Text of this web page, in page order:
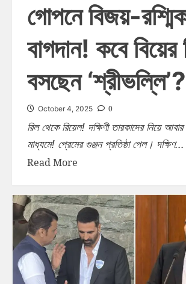
গোপনে বিজয়-
বাগদান! কবে বিয়ের
বসছেন ‘শ্রীভল্লি’?
October 4, 2025 0
রিল থেকে রিয়েল! দক্ষিণী তারকাদের নিয়ে
মাধ্যমে! প্রেমের গুঞ্জন প্রতিষ্ঠা পেল। দক্ষিণ...
Read More